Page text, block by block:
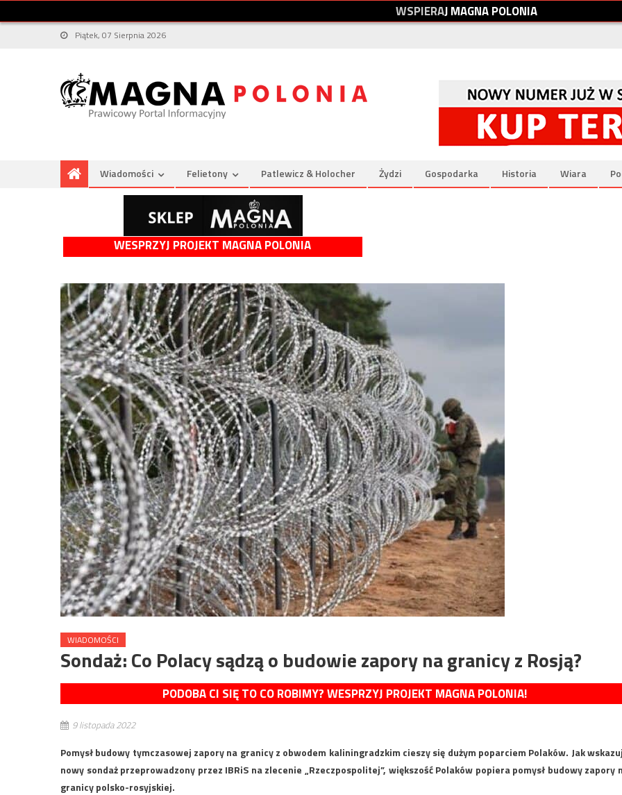
WSPIERAJMAGNAPOLONIA
Piątek, 07 Sierpnia 2026
Wiadomości Felietony Patlewicz & Holocher Żydzi Gospodarka Historia Wiara
WESPRZYJ PROJEKT MAGNA POLONIA
WIADOMOŚCI
Sondaż: Co Polacy sądzą o budowie zapory na granicy z Rosją?
PODOBA CI SIĘ TO CO ROBIMY? WESPRZYJ PROJEKT MAGNA POLONIA!
9 listopada 2022
Pomysł budowy tymczasowej zapory na granicy z obwodem kaliningradzkim cieszy się dużym poparciem Polaków. Jak
nowy sondaż przeprowadzony przez IBRiS na zlecenie „Rzeczpospolitej”, większość Polaków popiera pomysł budowy zapory
granicy polsko-rosyjskiej.